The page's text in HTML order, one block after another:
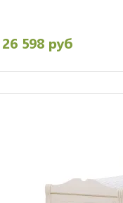
26 598 руб